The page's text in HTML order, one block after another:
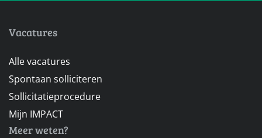
Vacatures
Alle vacatures
Spontaan solliciteren
Sollicitatieprocedure
Mijn IMPACT
Meer weten?